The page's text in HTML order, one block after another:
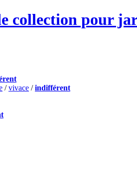
collection pour
/vivace /indifférent